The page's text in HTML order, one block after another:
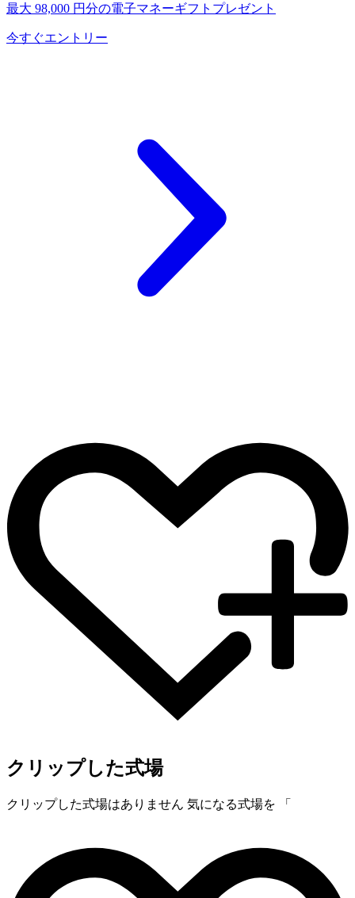
最大 98,000 円分の電子マネーギフトプレゼント
今すぐエントリー
クリップした式場
クリップした式場はありません 気になる式場を 「